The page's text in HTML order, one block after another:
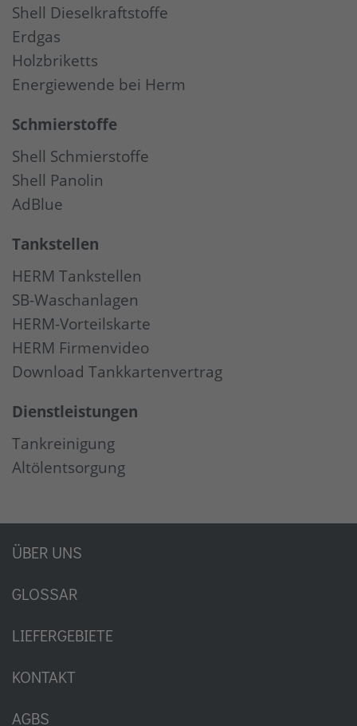
Shell Dieselkraftstoffe
Erdgas
Holzbriketts
Energiewende bei Herm
Schmierstoffe
Shell Schmierstoffe
Shell Panolin
AdBlue
Tankstellen
HERM Tankstellen
SB-Waschanlagen
HERM-Vorteilskarte
HERM Firmenvideo
Download Tankkartenvertrag
Dienstleistungen
Tankreinigung
Altölentsorgung
ÜBER UNS
GLOSSAR
LIEFERGEBIETE
KONTAKT
AGBS